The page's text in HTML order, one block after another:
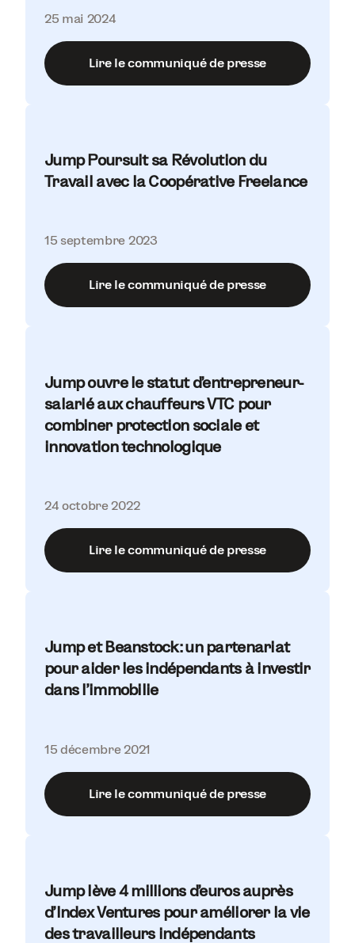
25 mai 2024
Lire le communiqué de presse
Jump Poursuit sa Révolution du
Travail avec la Coopérative Freelance
15 septembre 2023
Lire le communiqué de presse
Jump ouvre le statut d’entrepreneur-
salarié aux chauffeurs VTC pour
combiner protection sociale et
innovation technologique
24 octobre 2022
Lire le communiqué de presse
Jump et Beanstock: un partenariat
pour aider les indépendants à investir
dans l’immobilie
15 décembre 2021
Lire le communiqué de presse
Jump lève 4 millions d’euros auprès
d’Index Ventures pour améliorer la vie
des travailleurs indépendants